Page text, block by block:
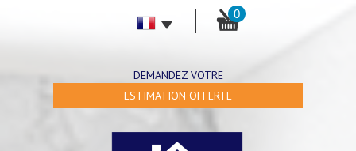
0
DEMANDEZ VOTRE
ESTIMATION OFFERTE